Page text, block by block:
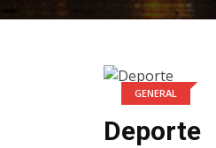
GENERAL
Deporte